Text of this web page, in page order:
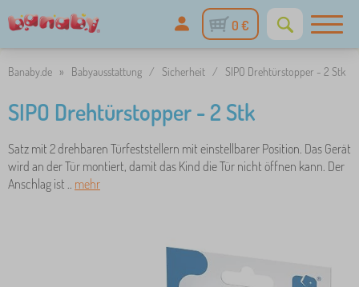
0 €
Banaby.de » Babyausstattung / Sicherheit / SIPO Drehtürstopper - 2 Stk
SIPO Drehtürstopper - 2 Stk
Satz mit 2 drehbaren Türfeststellern mit einstellbarer Position. Das Gerät
wird an der Tür montiert, damit das Kind die Tür nicht öffnen kann. Der
Anschlag ist .. mehr